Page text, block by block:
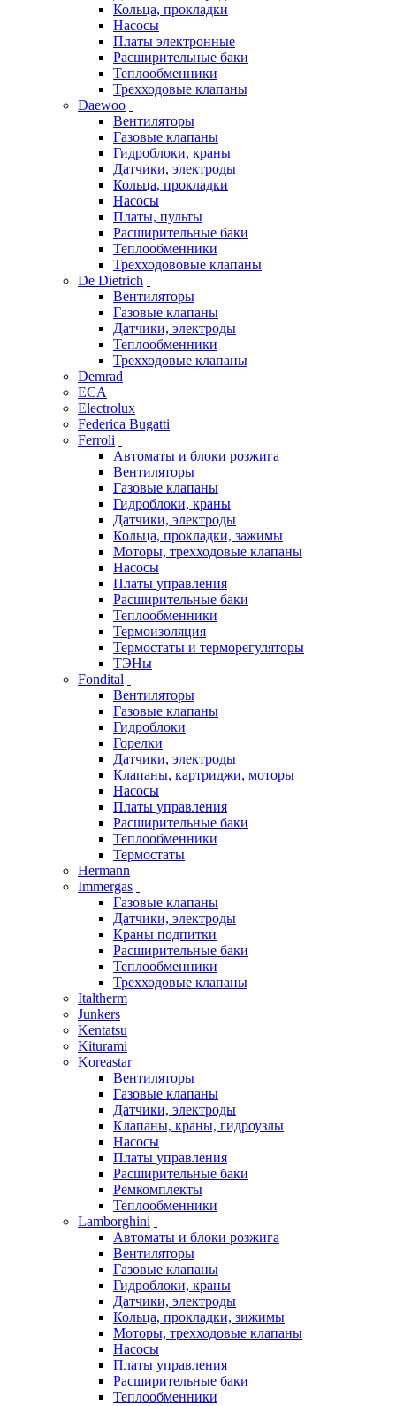
Кольца, прокладки
Насосы
Платы электронные
Расширительные баки
Теплообменники
Трехходовые клапаны
Daewoo
Вентиляторы
Газовые клапаны
Гидроблоки, краны
Датчики, электроды
Кольца, прокладки
Насосы
Платы, пульты
Расширительные баки
Теплообменники
Трехходововые клапаны
De Dietrich
Вентиляторы
Газовые клапаны
Датчики, электроды
Теплообменники
Трехходовые клапаны
Demrad
ECA
Electrolux
Federica Bugatti
Ferroli
Автоматы и блоки розжига
Вентиляторы
Газовые клапаны
Гидроблоки, краны
Датчики, электроды
Кольца, прокладки, зажимы
Моторы, трехходовые клапаны
Насосы
Платы управления
Расширительные баки
Теплообменники
Термоизоляция
Термостаты и терморегуляторы
ТЭНы
Fondital
Вентиляторы
Газовые клапаны
Гидроблоки
Горелки
Датчики, электроды
Клапаны, картриджи, моторы
Насосы
Платы управления
Расширительные баки
Теплообменники
Термостаты
Hermann
Immergas
Газовые клапаны
Датчики, электроды
Краны подпитки
Расширительные баки
Теплообменники
Трехходовые клапаны
Italtherm
Junkers
Kentatsu
Kiturami
Koreastar
Вентиляторы
Газовые клапаны
Датчики, электроды
Клапаны, краны, гидроузлы
Насосы
Платы управления
Расширительные баки
Ремкомплекты
Теплообменники
Lamborghini
Автоматы и блоки розжига
Вентиляторы
Газовые клапаны
Гидроблоки, краны
Датчики, электроды
Кольца, прокладки, зижимы
Моторы, трехходовые клапаны
Насосы
Платы управления
Расширительные баки
Теплообменники